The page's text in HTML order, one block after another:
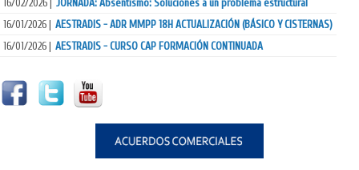
16/02/2026 | JORNADA: Absentismo: Soluciones a un problema estructural
16/01/2026 | AESTRADIS - ADR MMPP 18H ACTUALIZACIÓN (BÁSICO Y CISTERNAS)
16/01/2026 | AESTRADIS - CURSO CAP FORMACIÓN CONTINUADA